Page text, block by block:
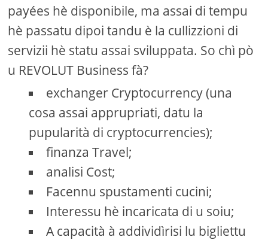
payées hè disponibile, ma assai di tempu
hè passatu dipoi tandu è la cullizzioni di
servizii hè statu assai sviluppata. So chì pò
u REVOLUT Business fà?
exchanger Cryptocurrency (una
cosa assai apprupriati, datu la
pupularità di cryptocurrencies);
finanza Travel;
analisi Cost;
Facennu spustamenti cucini;
Interessu hè incaricata di u soiu;
A capacità à addividìrisi lu bigliettu